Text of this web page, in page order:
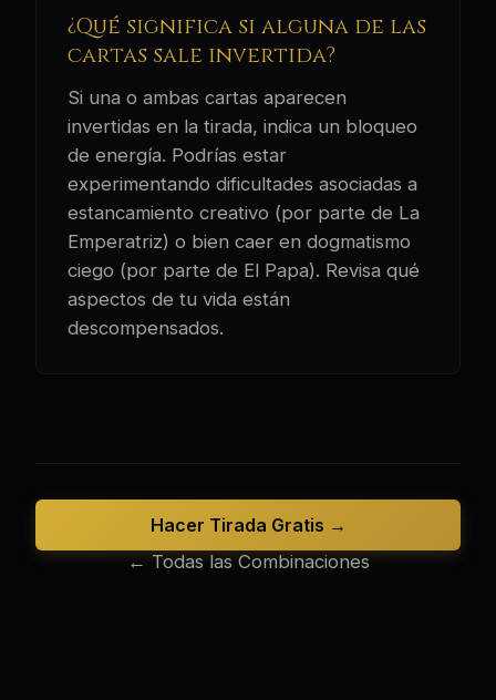
¿Qué significa si alguna de las
cartas sale invertida?
Si una o ambas cartas aparecen
invertidas en la tirada, indica un bloqueo
de energía. Podrías estar
experimentando dificultades asociadas a
estancamiento creativo (por parte de La
Emperatriz) o bien caer en dogmatismo
ciego (por parte de El Papa). Revisa qué
aspectos de tu vida están
descompensados.
← Todas las Combinaciones
Hacer Tirada Gratis →